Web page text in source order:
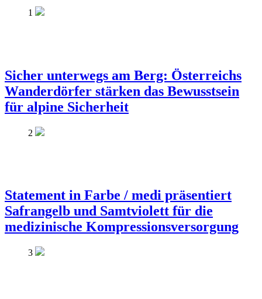
1
Sicher unterwegs am Berg: Österreichs
Wanderdörfer stärken das Bewusstsein
für alpine Sicherheit
2
Statement in Farbe / medi präsentiert
Safrangelb und Samtviolett für die
medizinische Kompressionsversorgung
3